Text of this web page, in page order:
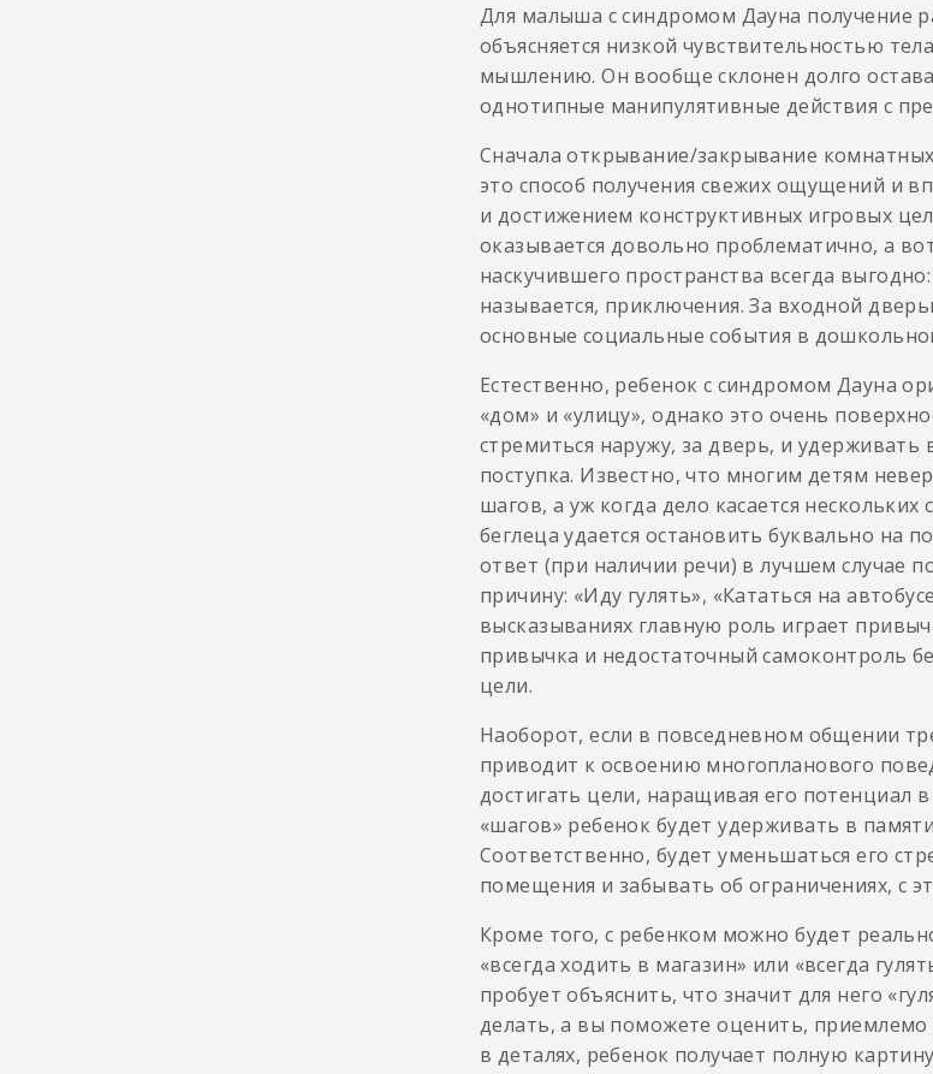
Для малыша с синдромом Дауна получение
объясняется низкой чувствительностью
мышлению. Он вообще склонен долго
однотипные манипулятивные действия с
Сначала открывание/закрывание
это способ получения свежих ощущений и
и достижением конструктивных игровых
оказывается довольно проблематично, а
наскучившего пространства всегда
называется, приключения. За входной
основные социальные события в
Естественно, ребенок с синдромом Дауна
«дом» и «улицу», однако это очень
стремиться наружу, за дверь, и
поступка. Известно, что многим детям
шагов, а уж когда дело касается
беглеца удается остановить буквально на
ответ (при наличии речи) в лучшем случае
причину: «Иду гулять», «Кататься на
высказываниях главную роль играет
привычка и недостаточный самоконтроль
цели.
Наоборот, если в повседневном общении
приводит к освоению многопланового
достигать цели, наращивая его
«шагов» ребенок будет удерживать в
Соответственно, будет уменьшаться его
помещения и забывать об ограничениях, с
Кроме того, с ребенком можно будет
«всегда ходить в магазин» или «всегда
пробует объяснить, что значит для него
делать, а вы поможете оценить,
в деталях, ребенок получает полную